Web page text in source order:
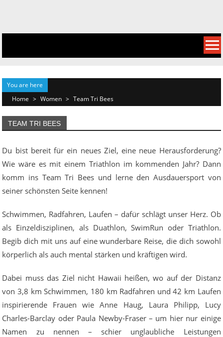
content
You are here
Home > Women > Team Tri Bees
TEAM TRI BEES
Du bist bereit für ein neues Ziel, eine neue Herausforderung?
Wie wäre es mit einem Triathlon im kommenden Jahr? Dann
komm ins Team Tri Bees und lerne den Ausdauersport von
seiner schönsten Seite kennen!
Schwimmen, Radfahren, Laufen – dafür schlägt unser Herz. Ob
als Einzeldisziplinen, als Duathlon, SwimRun oder Triathlon.
Begib dich mit uns auf eine wunderbare Reise, die dich sowohl
körperlich als auch mental stärken und kräftigen wird.
Dabei muss das Ziel nicht Hawaii heißen, wo auf der Distanz
von 3,8 km Schwimmen, 180 km Radfahren und 42 km Laufen
inspirierende Frauen wie Anne Haug, Laura Philipp, Lucy
Charles-Barclay oder Paula Newby-Fraser – um hier nur einige
Namen zu nennen – schier unglaubliche Leistungen